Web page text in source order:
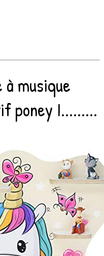
musique
poney I.........